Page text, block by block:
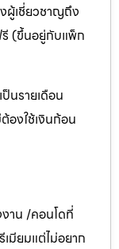
ผู้เชี่ยวชาญถึง
รี (ขึ้นอยู่กับแพ็ก
ป็นรายเดือน
องใช้เงินก้อน
าน /คอนโดที่
เมียมแต่ไม่อยาก